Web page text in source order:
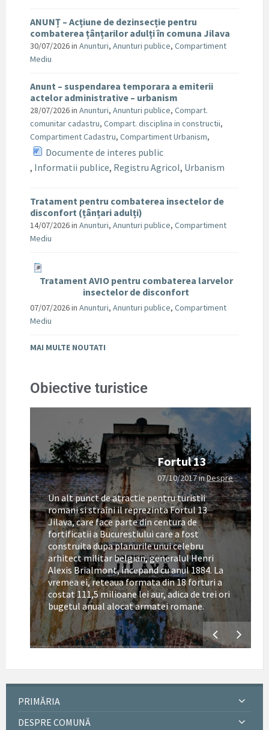
ANUNȚ – Acțiune de dezinsecție pentru
combaterea țânțarilor adulți în comuna Jilava
30/07/2026in Anunturi, Anunturi publice, Compartiment
Mediu
Anunt – suspendarea temporara a emiterii
actelor administrative – urbanism
28/07/2026in Anunturi, Anunturi publice, Compart.
comunitar cadastru, Compart. disciplina in constructii,
Compartiment Cadastru, Compartiment Urbanism,
Documente de interes public
, Informatii publice, Registru Agricol, Urbanism
Tratament pentru combaterea insectelor de
disconfort (țânțari adulți)
14/07/2026in Anunturi, Anunturi publice, Compartiment
Mediu
Tratament AVIO pentru combaterea larvelor
insectelor de disconfort
07/07/2026in Anunturi, Anunturi publice, Compartiment
Mediu
MAI MULTE NOUTATI
Obiective turistice
Fortul 13
07/10/2017inDespre
Un alt punct de atractie pentru turistii
romani si straini il reprezinta Fortul 13
Jilava, care face parte din centura de
fortificatii a Bucurestiului care a fost
construita dupa planurile unui celebru
arhitect militar belgian, generalul Henri
Alexis Brialmont, incepand cu anul 1884. La
vremea ei, reteaua formata din 18 forturi a
costat 111,5 milioane lei aur, adica de trei ori
bugetul anual alocat armatei romane.
PRIMĂRIA
DESPRE COMUNĂ